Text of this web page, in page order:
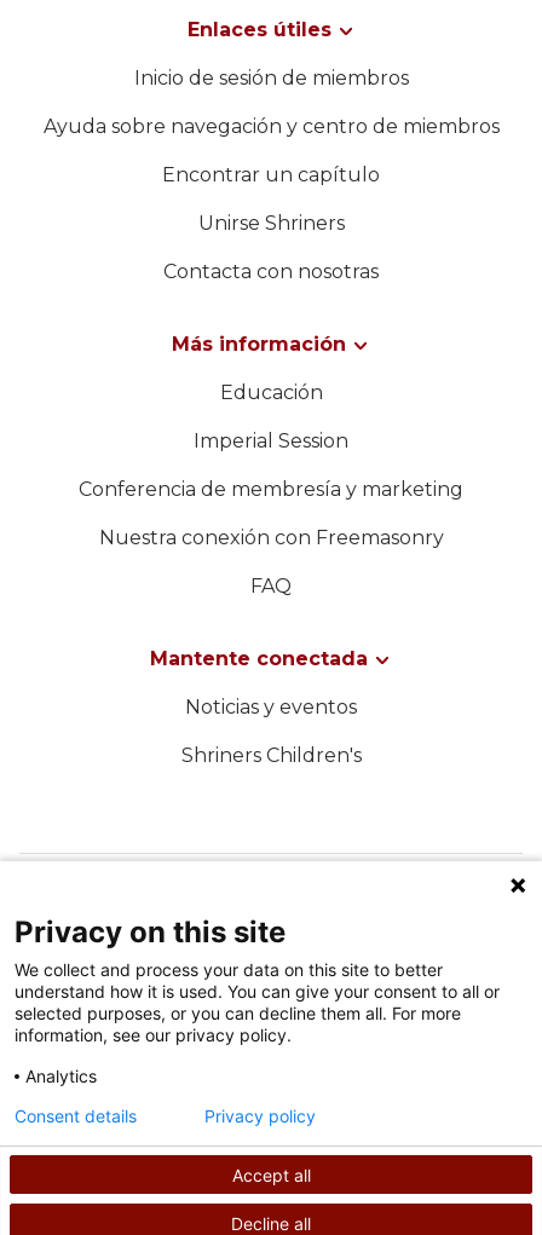
Enlaces útiles
Inicio de sesión de miembros
Ayuda sobre navegación y centro de miembros
Encontrar un capítulo
Unirse Shriners
Contacta con nosotras
Más información
Educación
Imperial Session
Conferencia de membresía y marketing
Nuestra conexión con Freemasonry
FAQ
Mantente conectada
Noticias y eventos
Shriners Children's
política de privacidad
©2026 Derechos de autor de Shriners International
Privacy on this site
We collect and process your data on this site to better
understand how it is used. You can give your consent to all or
selected purposes, or you can decline them all. For more
information, see our privacy policy.
Analytics
Accept all
Decline all
Consent details Privacy policy